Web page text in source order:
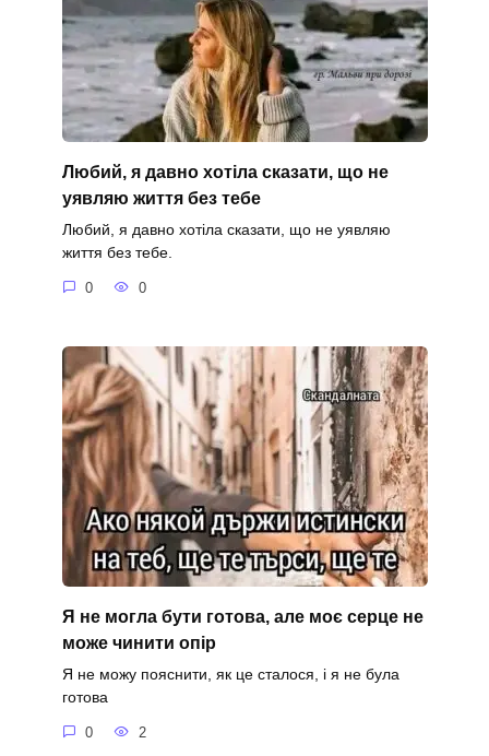
Любий, я давно хотіла сказати, що не
уявляю життя без тебе
Любий, я давно хотіла сказати, що не уявляю
життя без тебе.
0 0
Я не могла бути готова, але моє серце не
може чинити опір
Я не можу пояснити, як це сталося, і я не була
готова
0 2